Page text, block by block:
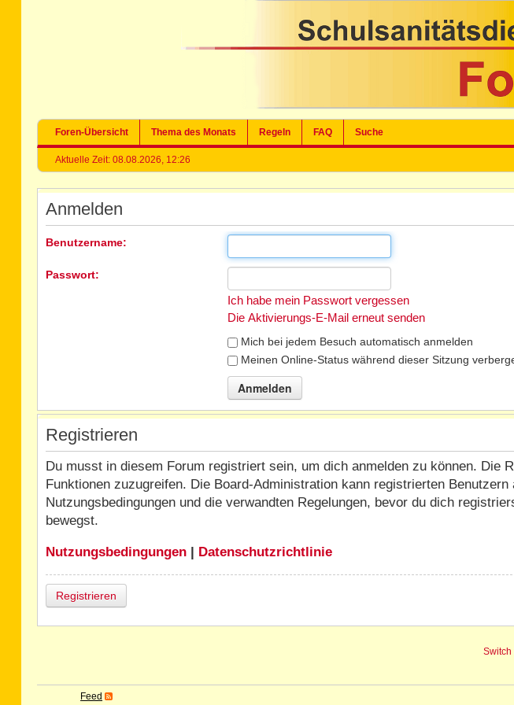
Foren-Übersicht Thema des Monats Regeln FAQ Suche
Aktuelle Zeit: 08.08.2026, 12:26
Anmelden
Benutzername:
Passwort:
Ich habe mein Passwort vergessen
Die Aktivierungs-E-Mail erneut senden
Mich bei jedem Besuch automatisch anmelden
Meinen Online-Status während dieser Sitzung
Registrieren
Du musst in diesem Forum registriert sein, um dich anmelden zu können. Die
Funktionen zuzugreifen. Die Board-Administration kann registrierten
Nutzungsbedingungen und die verwandten Regelungen, bevor du dich
bewegst.
Nutzungsbedingungen | Datenschutzrichtlinie
Registrieren
Switch
Feed